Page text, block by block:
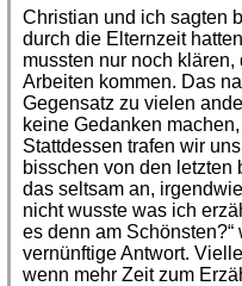
Christian und ich sagten
durch die Elternzeit
mussten nur noch
Arbeiten kommen. Das
Gegensatz zu vielen
keine Gedanken
Stattdessen trafen wir
bisschen von den letzten
das seltsam an,
nicht wusste was ich
es denn am
vernünftige Antwort.
wenn mehr Zeit zum